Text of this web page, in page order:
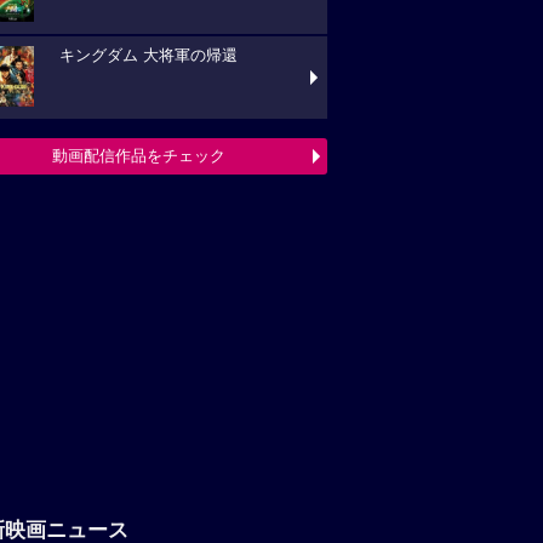
キングダム 大将軍の帰還
動画配信作品をチェック
映画ニュース